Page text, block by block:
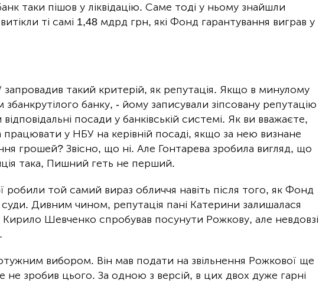
таки пішов у ліквідацію. Саме тоді у ньому знайшли
ті самі 1,48 мдрд грн, які Фонд гарантування виграв у
такий критерій, як репутація. Якщо в минулому
банку, - йому записували зіпсовану репутацію
посади у банківській системі. Як ви вважаєте,
у НБУ на керівній посаді, якщо за нею визнане
грошей? Звісно, що ні. Але Гонтарева зробила вигляд, що
така, Пишний геть не перший.
робили той самий вираз обличчя навіть після того, як Фонд
суди. Дивним чином, репутація пані Катерини залишалася
Шевченко спробував посунути Рожкову, але невдовзі
вибором. Він мав подати на звільнення Рожкової ще
не зробив цього. За одною з версій, в цих двох дуже гарні